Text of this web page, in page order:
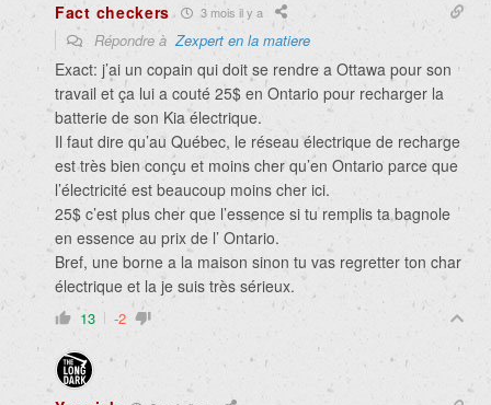
Fact checkers 3 mois il y a
Répondre àZexpert en la matiere
Exact: j’ai un copain qui doit se rendre a Ottawa pour son
travail et ça lui a couté 25$ en Ontario pour recharger la
batterie de son Kia électrique.
Il faut dire qu’au Québec, le réseau électrique de recharge
est très bien conçu et moins cher qu’en Ontario parce que
l’électricité est beaucoup moins cher ici.
25$ c’est plus cher que l’essence si tu remplis ta bagnole
en essence au prix de l’ Ontario.
Bref, une borne a la maison sinon tu vas regretter ton char
électrique et la je suis très sérieux.
13 -2